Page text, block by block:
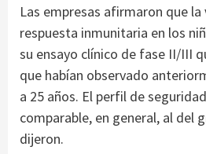
Las empresas afirmaron que la
respuesta inmunitaria en los
su ensayo clínico de fase II/III
que habían observado
a 25 años. El perfil de
comparable, en general, al del
dijeron.